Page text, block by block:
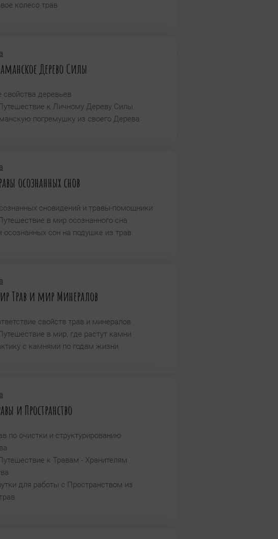
колесо трав
Дерево Силы
свойства деревьев
к Личному Дереву Силы
погремушку из своего Дерева
осознанных снов
сновидений и травы-помощники
в мир осознанного сна
осознанных сон на подушке из трав
Трав и мир Минералов
свойств трав и минералов
в мир, где растут камни
с камнями по годам жизни
и Пространство
по очистки и структурированию
к Травам - Хранителям
для работы с Пространством из